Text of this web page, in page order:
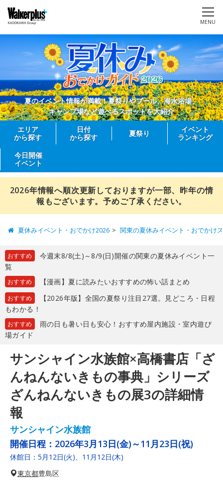
MENU
夏のイベント情報が満載！夏祭りやプール、海水浴場、
キャンプ場など遊べるスポットを大紹介
エリア
から探す
日付
から探す
夏祭り
イベント
ランキング
今日開催
イベント
2026年情報へ順次更新しておりますが一部、昨年の情
報もございます。予めご了承ください。
夏休みイベント・おでかけ2026 関東の夏休みイベント・おでかけ
おすすめ
今週末8/8(土)～8/9(日)開催の関東の夏休みイベント一
覧
おすすめ 【漫画】夏に読みたいおすすめの怖い話まとめ
おすすめ
【2026年版】全国の夏祭り注目27選。見どころ・日程
もわかる！
おすすめ
雨の日も暑い日も安心！おすすめ屋内施設・室内遊び
場ガイド
サンシャイン水族館×高橋書店「ざ
んねんないきもの事典」シリーズ
ざんねんないきもの展3の詳細情
報
サンシャイン水族館
開催日程： 2026年3月13日(金)～11月23日(祝)
休館日：5月12日(火)、11月12日(木)
東京都豊島区